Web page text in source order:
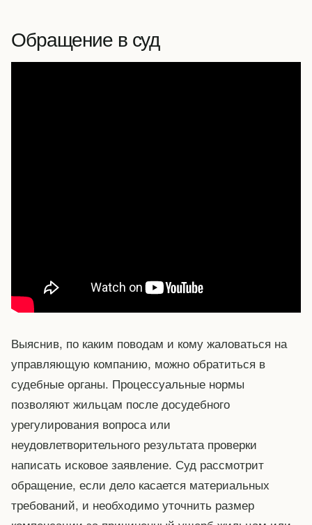
Обращение в суд
Выяснив, по каким поводам и кому жаловаться на
управляющую компанию, можно обратиться в
судебные органы. Процессуальные нормы
позволяют жильцам после досудебного
урегулирования вопроса или
неудовлетворительного результата проверки
написать исковое заявление. Суд рассмотрит
обращение, если дело касается материальных
требований, и необходимо уточнить размер